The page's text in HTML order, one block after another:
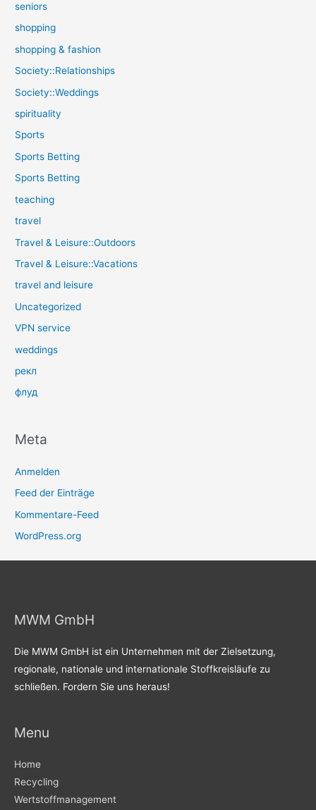
seniors
shopping
shopping & fashion
Society::Relationships
Society::Weddings
spirituality
Sports
Sports Betting
Sports Betting
teaching
travel
Travel & Leisure::Outdoors
Travel & Leisure::Vacations
travel and leisure
Uncategorized
VPN service
weddings
рекл
флуд
Meta
Anmelden
Feed der Einträge
Kommentare-Feed
WordPress.org
MWM GmbH
Die MWM GmbH ist ein Unternehmen mit der Zielsetzung,
regionale, nationale und internationale Stoffkreisläufe zu
schließen. Fordern Sie uns heraus!
Menu
Home
Recycling
Wertstoffmanagement